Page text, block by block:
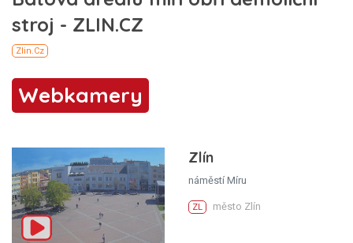
Webkamery
Zlín
náměstí Míru
ZL město Zlín